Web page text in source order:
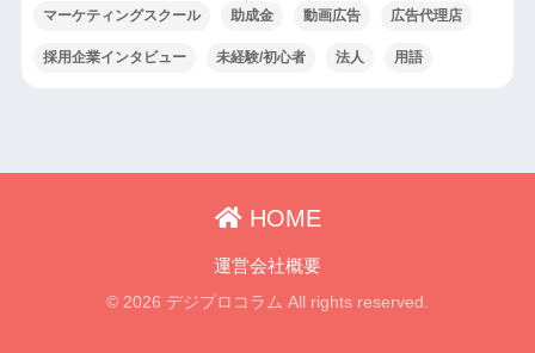
マーケティングスクール 助成金 動画広告 広告代理店
採用企業インタビュー 未経験/初心者 法人 用語
HOME
運営会社概要
© 2026 デジプロコラム All rights reserved.